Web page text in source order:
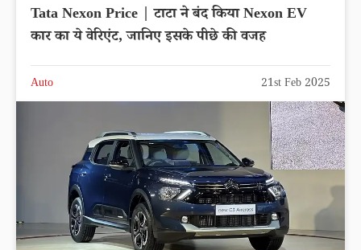
Tata Nexon Price | टाटा ने बंद किया Nexon EV
कार का ये वेरिएंट, जानिए इसके पीछे की वजह
Auto 21st Feb 2025